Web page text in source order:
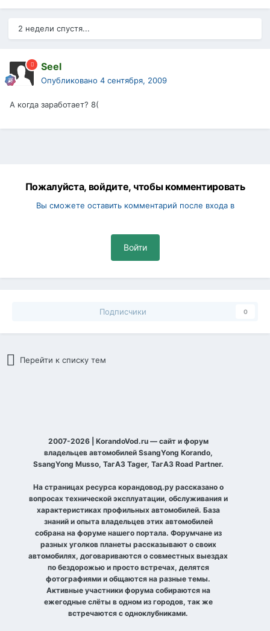
2 недели спустя...
Seel
Опубликовано 4 сентября, 2009
А когда заработает? 8(
Пожалуйста, войдите, чтобы комментировать
Вы сможете оставить комментарий после входа в
Войти
Подписчики 0
Перейти к списку тем
2007-2026 | KorandoVod.ru — сайт и форум
владельцев автомобилей SsangYong Korando,
SsangYong Musso, ТагАЗ Tager, ТагАЗ Road Partner.
На страницах ресурса корандовод.ру рассказано о
вопросах технической эксплуатации, обслуживания и
характеристиках профильных автомобилей. База
знаний и опыта владельцев этих автомобилей
собрана на форуме нашего портала. Форумчане из
разных уголков планеты рассказывают о своих
автомобилях, договариваются о совместных выездах
по бездорожью и просто встречах, делятся
фотографиями и общаются на разные темы.
Активные участники форума собираются на
ежегодные слёты в одном из городов, так же
встречаются с одноклубниками.